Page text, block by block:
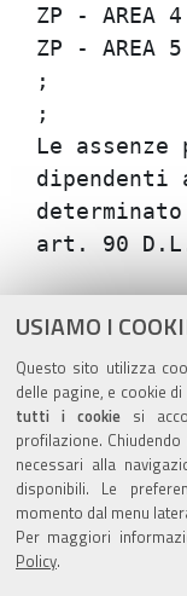
USIAMO I
Questo sito utilizza
delle pagine, e cookie
tutti i cookiesi
profilazione.
necessari alla
disponibili. Le
momento dal menu
Per maggiori
Policy.
ZP - AREA 4
ZP - AREA
;
;
Le
dipendenti
Azioni
sul
documento
ultima